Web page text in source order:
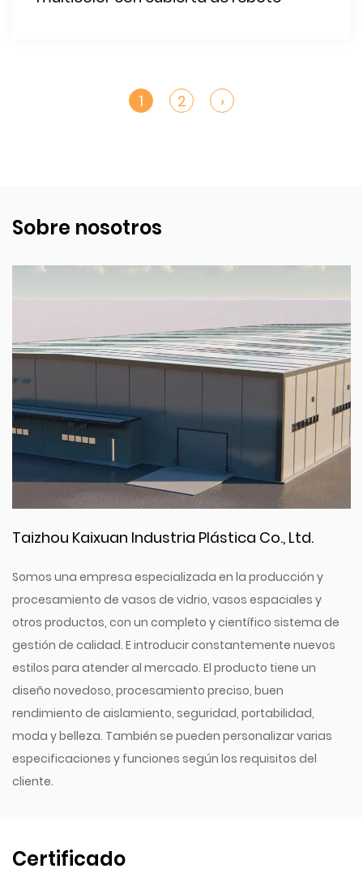
1 2 ›
Sobre nosotros
Taizhou Kaixuan Industria Plástica Co., Ltd.
Somos una empresa especializada en la producción y
procesamiento de vasos de vidrio, vasos espaciales y
otros productos, con un completo y científico sistema de
gestión de calidad. E introducir constantemente nuevos
estilos para atender al mercado. El producto tiene un
diseño novedoso, procesamiento preciso, buen
rendimiento de aislamiento, seguridad, portabilidad,
moda y belleza. También se pueden personalizar varias
especificaciones y funciones según los requisitos del
cliente.
Certificado